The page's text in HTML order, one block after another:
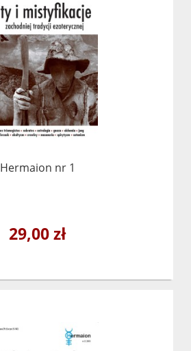
Hermaion nr 1
29,00 zł